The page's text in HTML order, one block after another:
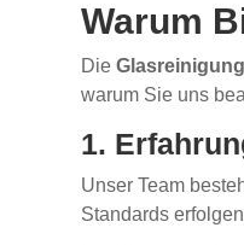
Warum
Die
warum Sie uns
1.
Unser Team
Standards